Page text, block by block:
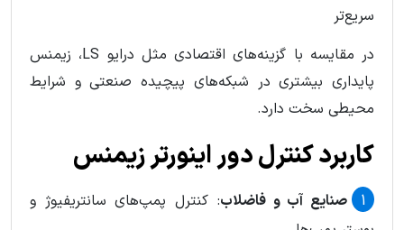
سریع‌تر
در مقایسه با گزینه‌های اقتصادی مثل درایو LS، زیمنس
پایداری بیشتری در شبکه‌های پیچیده صنعتی و شرایط
محیطی سخت دارد.
کاربرد کنترل دور اینورتر زیمنس
صنایع آب و فاضلاب: کنترل پمپ‌های سانتریفیوژ و